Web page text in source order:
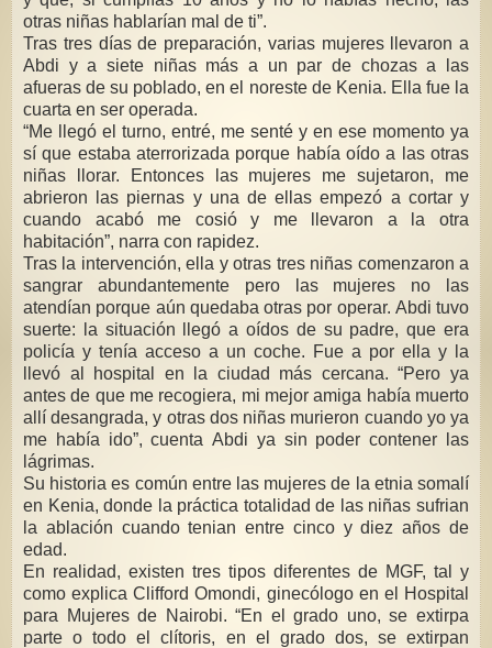
otras niñas hablarían mal de ti”.
Tras tres días de preparación, varias mujeres llevaron a
Abdi y a siete niñas más a un par de chozas a las
afueras de su poblado, en el noreste de Kenia. Ella fue la
cuarta en ser operada.
“Me llegó el turno, entré, me senté y en ese momento ya
sí que estaba aterrorizada porque había oído a las otras
niñas llorar. Entonces las mujeres me sujetaron, me
abrieron las piernas y una de ellas empezó a cortar y
cuando acabó me cosió y me llevaron a la otra
habitación”, narra con rapidez.
Tras la intervención, ella y otras tres niñas comenzaron a
sangrar abundantemente pero las mujeres no las
atendían porque aún quedaba otras por operar. Abdi tuvo
suerte: la situación llegó a oídos de su padre, que era
policía y tenía acceso a un coche. Fue a por ella y la
llevó al hospital en la ciudad más cercana. “Pero ya
antes de que me recogiera, mi mejor amiga había muerto
allí desangrada, y otras dos niñas murieron cuando yo ya
me había ido”, cuenta Abdi ya sin poder contener las
lágrimas.
Su historia es común entre las mujeres de la etnia somalí
en Kenia, donde la práctica totalidad de las niñas sufrian
la ablación cuando tenian entre cinco y diez años de
edad.
En realidad, existen tres tipos diferentes de MGF, tal y
como explica Clifford Omondi, ginecólogo en el Hospital
para Mujeres de Nairobi. “En el grado uno, se extirpa
parte o todo el clítoris, en el grado dos, se extirpan